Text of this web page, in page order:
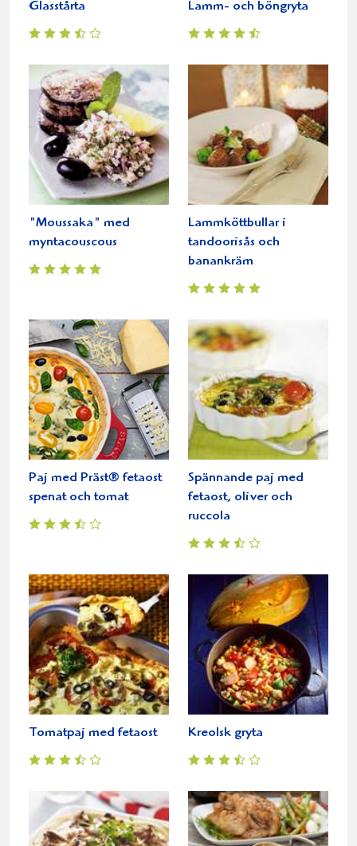
Glasstårta Lamm- och böngryta
"Moussaka" med
myntacouscous
Lammköttbullar i
tandoorisås och
banankräm
Paj med Präst® fetaost
spenat och tomat
Spännande paj med
fetaost, oliver och
ruccola
Tomatpaj med fetaost Kreolsk gryta